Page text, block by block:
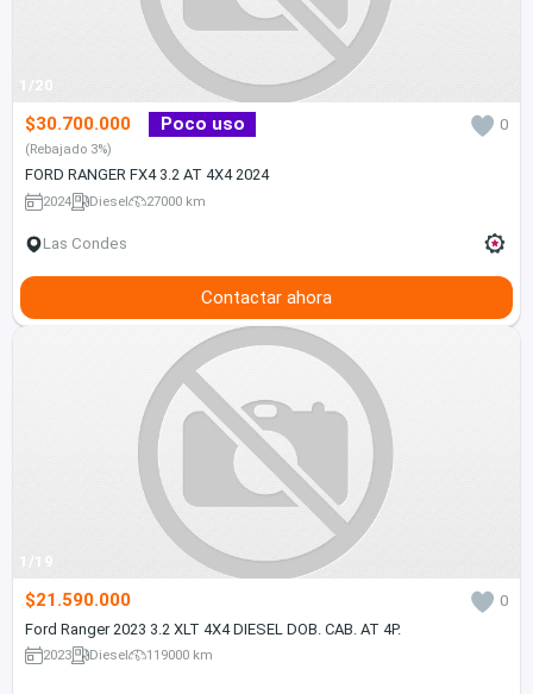
1/20
$30.700.000 Poco uso 0
(Rebajado 3%)
FORD RANGER FX4 3.2 AT 4X4 2024
2024 Diesel 27000 km
Las Condes
Contactar ahora
1/19
$21.590.000
0
Ford Ranger 2023 3.2 XLT 4X4 DIESEL DOB. CAB. AT 4P.
2023 Diesel 119000 km